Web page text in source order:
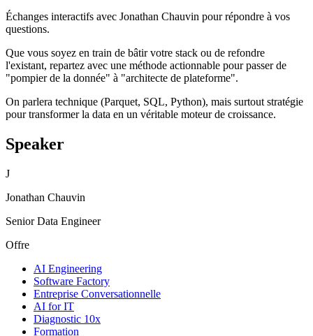
Échanges interactifs avec Jonathan Chauvin pour répondre à vos
questions.
Que vous soyez en train de bâtir votre stack ou de refondre
l'existant, repartez avec une méthode actionnable pour passer de
"pompier de la donnée" à "architecte de plateforme".
On parlera technique (Parquet, SQL, Python), mais surtout stratégie
pour transformer la data en un véritable moteur de croissance.
Speaker
J
Jonathan Chauvin
Senior Data Engineer
Offre
AI Engineering
Software Factory
Entreprise Conversationnelle
AI for IT
Diagnostic 10x
Formation